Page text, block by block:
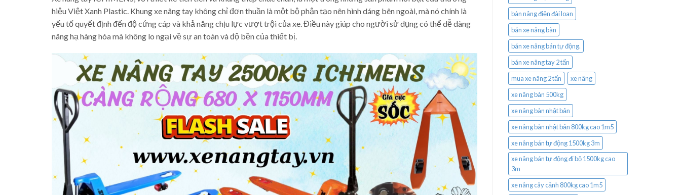
hiệu Việt Xanh Plastic. Khung xe nâng tay không chỉ đơn thuần là một bộ phận tạo nên hình dáng bên ngoài, mà nó chính là
yếu tố quyết định đến độ cứng cáp và khả năng chịu lực vượt trội của xe. Điều này giúp cho người sử dụng có thể dễ dàng
nâng hạ hàng hóa mà không lo ngại về sự an toàn và độ bền của thiết bị.
bàn nâng điện đài loan
bán xe nâng bàn
bán xe nâng bán tự động.
bán xe nâng tay 2 tấn
mua xe nâng 2 tấn
xe nâng
xe nâng bàn 500kg
xe nâng bàn nhật bản
xe nâng bàn nhật bản 800kg cao 1m5
xe nâng bán tự động 1500kg 3m
xe nâng bán tự động đi bộ 1500kg cao
3m
xe nâng cây cảnh 800kg cao 1m5